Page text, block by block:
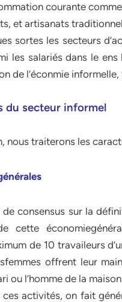
courante
et artisanats
sortes les secteurs
les salariés dans le
de l’éconmie
du secteur informel
nous traiterons les
consensus sur la
cette
de 10 travaileurs
offrent leur
ou l’homme de la
ces activités, on fait